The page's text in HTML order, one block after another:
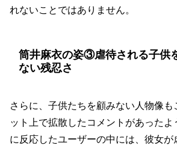
れないことではありません。
筒井麻衣の姿③虐待される子供
ない残忍さ
さらに、子供たちを顧みない人物像
ット上で拡散したコメントがあったよ
に反応したユーザーの中には、彼女